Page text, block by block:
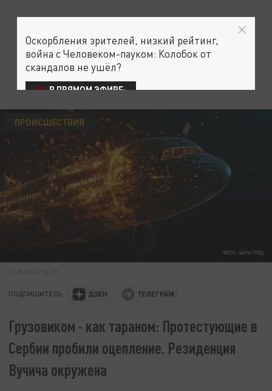
ФОТО: ЦАРЬГРАД
ПРОИСШЕСТВИЯ
ПОДПИШИТЕСЬ:
Грузовиком - как тараном: Протестующие в
Сербии пробили оцепление. Резиденция
Вучича окружена
Оскорбления зрителей, низкий рейтинг,
война с Человеком-пауком: Колобок от
скандалов не ушёл?
В ПРЯМОМ ЭФИРЕ: